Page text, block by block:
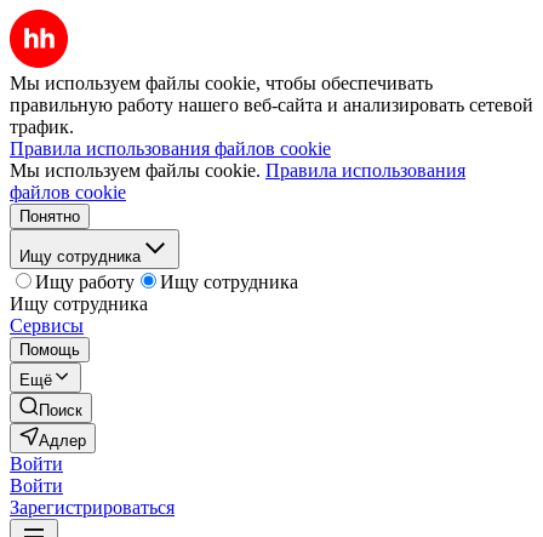
Мы используем файлы cookie, чтобы обеспечивать
правильную работу нашего веб-сайта и анализировать сетевой
трафик.
Правила использования файлов cookie
Мы используем файлы cookie. Правила использования
файлов cookie
Понятно
Ищу сотрудника
Ищу работу
Ищу сотрудника
Ищу сотрудника
Сервисы
Помощь
Ещё
Поиск
Адлер
Войти
Войти
Зарегистрироваться